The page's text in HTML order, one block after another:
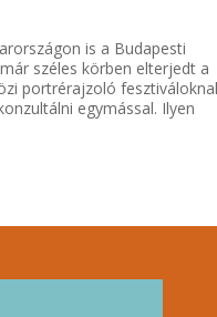
is a Budapesti
széles körben elterjedt a
portrérajzoló
egymással. Ilyen